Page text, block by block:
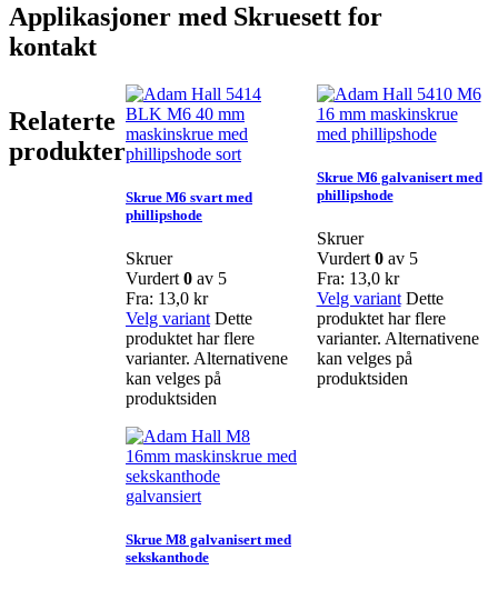
Applikasjoner med Skruesett for
kontakt
Relaterte
produkter
Skrue M6 svart med
phillipshode
Skruer
Vurdert 0 av 5
Fra: 13,0 kr
Velg variant Dette
produktet har flere
varianter. Alternativene
kan velges på
produktsiden
Skrue M6 galvanisert med
phillipshode
Skruer
Vurdert 0av 5
Fra: 13,0 kr
Velg variant Dette
produktet har flere
varianter. Alternativene
kan velges på
produktsiden
Skrue M8 galvanisert med
sekskanthode